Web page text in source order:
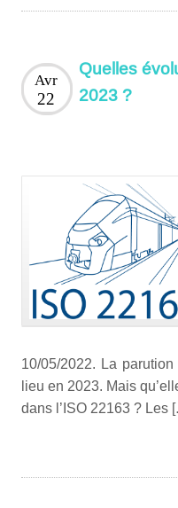
Quelles
2023 ?
Avr
22
10/05/2022. La
lieu en 2023. Mais
dans l’ISO 22163 ? Les